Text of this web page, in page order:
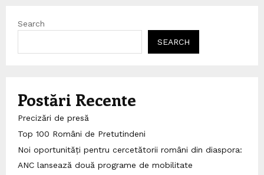
Search
SEARCH
Postări Recente
Precizări de presă
Top 100 Români de Pretutindeni
Noi oportunități pentru cercetătorii români din diaspora:
ANC lansează două programe de mobilitate